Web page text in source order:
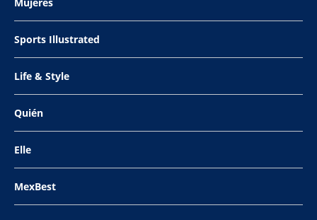
Sports Illustrated
Life & Style
Quién
Elle
MexBest